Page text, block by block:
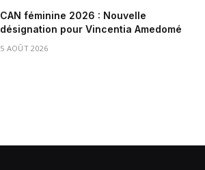
CAN féminine 2026 : Nouvelle
désignation pour Vincentia Amedomé
5 AOÛT 2026